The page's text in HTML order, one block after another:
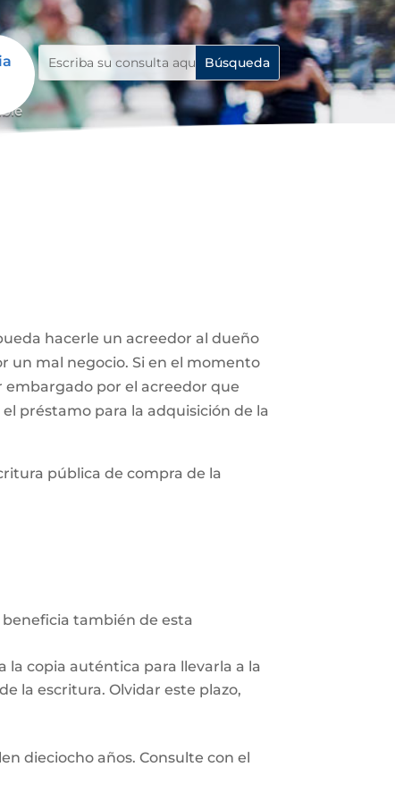
hacerle un acreedor al dueño
un mal negocio. Si en el momento
embargado por el acreedor que
préstamo para la adquisición de la
pública de compra de la
beneficia también de esta
copia auténtica para llevarla a la
la escritura. Olvidar este plazo,
dieciocho años. Consulte con el